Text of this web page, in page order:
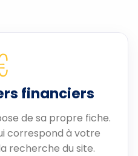
financiers
de sa propre fiche.
correspond à votre
recherche du site.